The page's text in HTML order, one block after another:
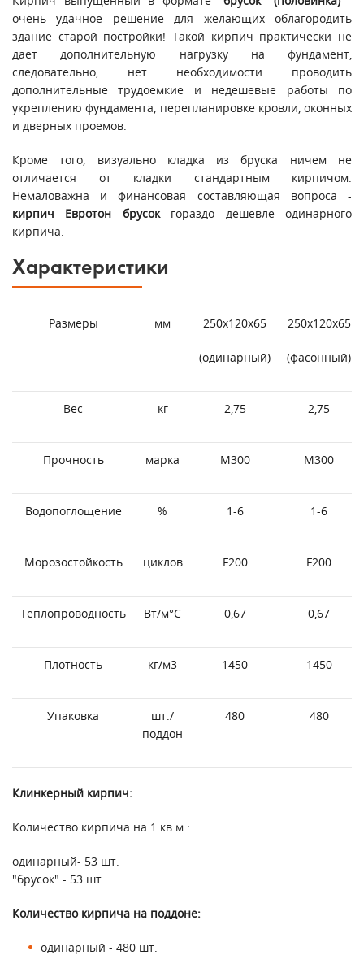
очень удачное решение для желающих облагородить
здание старой постройки! Такой кирпич практически не
дает дополнительную нагрузку на фундамент,
следовательно, нет необходимости проводить
дополнительные трудоемкие и недешевые работы по
укреплению фундамента, перепланировке кровли, оконных
и дверных проемов.
Кроме того, визуально кладка из бруска ничем не
отличается от кладки стандартным кирпичом.
Немаловажна и финансовая составляющая вопроса -
кирпич Евротон брусок гораздо дешевле одинарного
кирпича.
Характеристики
Размеры мм 250х120х65
(одинарный)
250х120х65
(фасонный)
Вес кг 2,75 2,75
Прочность марка М300 М300
Водопоглощение % 1-6 1-6
Морозостойкость циклов F200 F200
Теплопроводность Вт/м°С 0,67 0,67
Плотность кг/м3 1450 1450
Упаковка
шт./
поддон
480 480
Клинкерный кирпич:
Количество кирпича на 1 кв.м.:
одинарный- 53 шт.
"брусок" - 53 шт.
Количество кирпича на поддоне:
одинарный - 480 шт.